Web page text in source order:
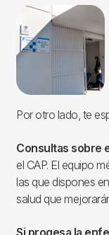
Imagen
Por otro lado, te
Consultas sobre
el CAP. El equipo
las que dispones
salud que